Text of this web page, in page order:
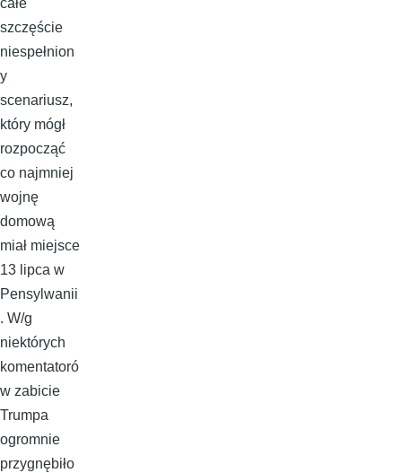
całe
szczęście
niespełnion
y
scenariusz,
który mógł
rozpocząć
co najmniej
wojnę
domową
miał miejsce
13 lipca w
Pensylwanii
. W/g
niektórych
komentatoró
w zabicie
Trumpa
ogromnie
przygnębiło